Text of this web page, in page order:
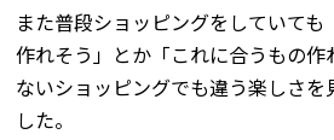
また普段ショッピングをしていても
作れそう」とか「これに合うもの
ないショッピングでも違う楽しさを
した。